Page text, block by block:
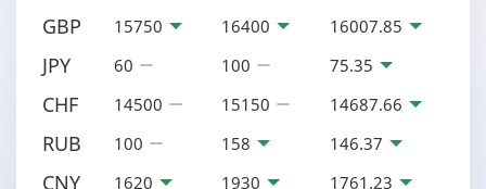
GBP 15750 16400 16007.85
JPY 60 100 75.35
CHF 14500 15150 14687.66
RUB 100 158 146.37
CNY 1620 1930 1761.23